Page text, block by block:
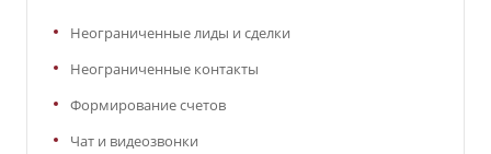
Неограниченные лиды и сделки
Неограниченные контакты
Формирование счетов
Чат и видеозвонки